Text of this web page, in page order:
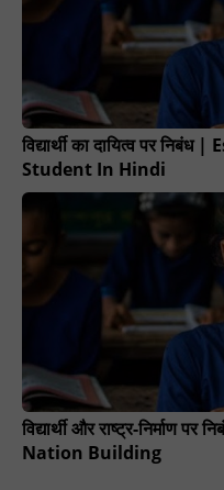
विद्यार्थी का दायित्व पर
Student In Hindi
विद्यार्थी और राष्ट्र-
Nation Building